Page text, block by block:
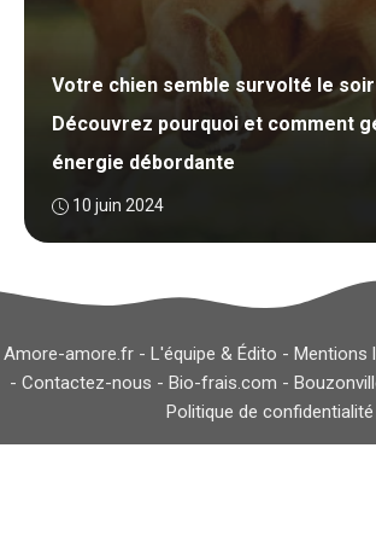
Votre chien semble survolté le soir
Découvrez pourquoi et comment
énergie débordante
10 juin 2024
Amore-amore.fr - L'équipe & Édito - Mentions
- Contactez-nous - Bio-frais.com -
Politique de confidentialité